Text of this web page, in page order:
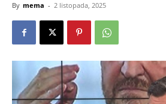
By mema - 2 listopada, 2025